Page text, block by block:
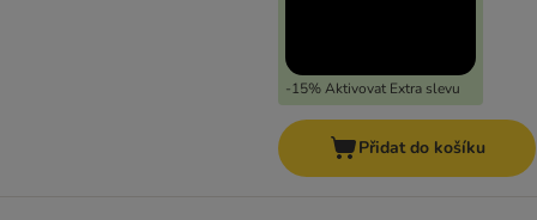
-15% Aktivovat Extra slevu
Přidat do košíku